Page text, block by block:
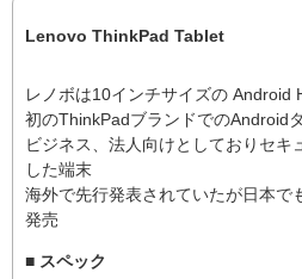
Lenovo ThinkPad Tablet
レノボは10インチサイズの Android
初のThinkPadブランドでのAndroid
ビジネス、法人向けとしておりセキ
した端末
海外で先行発表されていたが日本で
発売
■ スペック